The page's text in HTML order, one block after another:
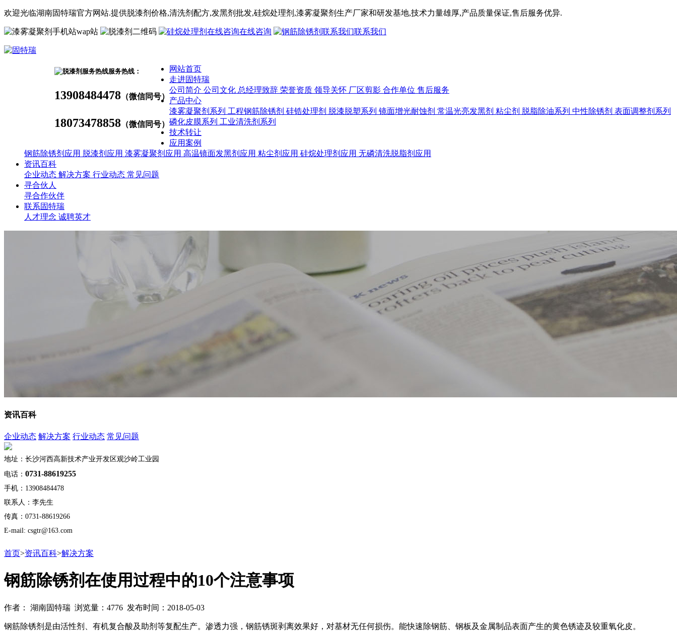
欢迎光临湖南固特瑞官方网站.提供脱漆剂价格,清洗剂 配方,发黑剂 批发,硅烷处理剂 ,漆雾凝聚剂 生产厂家和研发基地,技术力量雄厚,产品质量保证,售后服务优异.
wap站 在线咨询 联系我们
服务热线：
13908484478 （微信同号）
18073478858 （微信同号）
网站首页
走进固特瑞
公司简介 公司文化 总经理致辞 荣誉资质 领导关怀 厂区剪影 合作单位 售后服务
产品中心
漆雾凝聚剂系列 工程钢筋除锈剂 硅锆处理剂 脱漆脱塑系列 镜面增光耐蚀剂 常温光亮发黑剂 粘尘剂 脱脂除油系列 中性除锈剂 表面调整剂系列
磷化皮膜系列 工业清洗剂系列
技术转让
应用案例
钢筋除锈剂应用 脱漆剂应用 漆雾凝聚剂应用 高温镜面发黑剂应用 粘尘剂应用 硅烷处理剂应用 无磷清洗脱脂剂应用
资讯百科
企业动态 解决方案 行业动态 常见问题
寻合伙人
寻合作伙伴
联系固特瑞
人才理念 诚聘英才
资讯百科
企业动态 解决方案 行业动态 常见问题
地址：长沙河西高新技术产业开发区观沙岭工业园
电话： 0731-88619255
手机：13908484478
联系人：李先生
传真：0731-88619266
E-mail: csgtr@163.com
首页>资讯百科>解决方案
钢筋除锈剂在使用过程中的10个注意事项
作者： 湖南固特瑞 浏览量：4776 发布时间：2018-05-03
钢筋除锈剂是由活性剂、有机复合酸及助剂等复配生产。渗透力强，钢筋锈斑剥离效果好，对基材无任何损伤。能快速除钢筋、钢板及金属制品表面产生的黄色锈迹及较重氧化皮。